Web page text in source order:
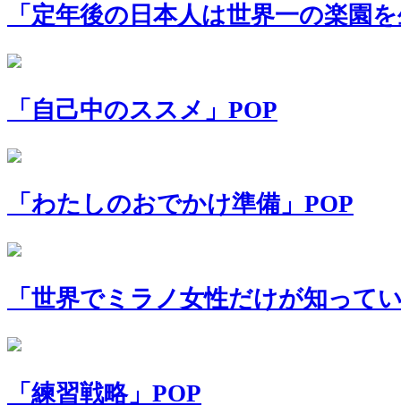
「定年後の日本人は世界一の楽園
「自己中のススメ」POP
「わたしのおでかけ準備」POP
「世界でミラノ女性だけが知って
「練習戦略」POP